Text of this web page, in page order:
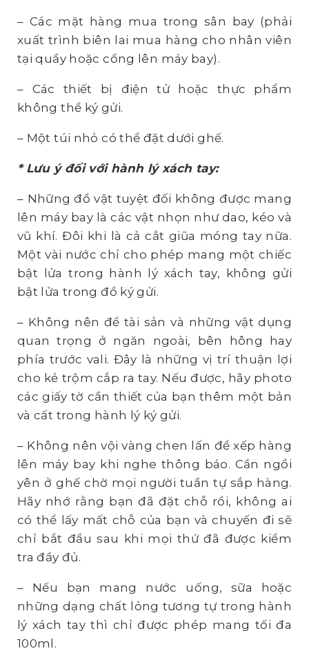
– Các mặt hàng mua trong sân bay (phải
xuất trình biên lai mua hàng cho nhân viên
tại quầy hoặc cổng lên máy bay).
– Các thiết bị điện tử hoặc thực phẩm
không thể ký gửi.
– Một túi nhỏ có thể đặt dưới ghế.
* Lưu ý đối với hành lý xách tay:
– Những đồ vật tuyệt đối không được mang
lên máy bay là các vật nhọn như dao, kéo và
vũ khí. Đôi khi là cả cắt giũa móng tay nữa.
Một vài nước chỉ cho phép mang một chiếc
bật lửa trong hành lý xách tay, không gửi
bật lửa trong đồ ký gửi.
– Không nên để tài sản và những vật dụng
quan trọng ở ngăn ngoài, bên hông hay
phía trước vali. Đây là những vị trí thuận lợi
cho kẻ trộm cắp ra tay. Nếu được, hãy photo
các giấy tờ cần thiết của bạn thêm một bản
và cất trong hành lý ký gửi.
– Không nên vội vàng chen lấn để xếp hàng
lên máy bay khi nghe thông báo. Cần ngồi
yên ở ghế chờ mọi người tuần tự sắp hàng.
Hãy nhớ rằng bạn đã đặt chỗ rồi, không ai
có thể lấy mất chỗ của bạn và chuyến đi sẽ
chỉ bắt đầu sau khi mọi thứ đã được kiểm
tra đầy đủ.
– Nếu bạn mang nước uống, sữa hoặc
những dạng chất lỏng tương tự trong hành
lý xách tay thì chỉ được phép mang tối đa
100ml.